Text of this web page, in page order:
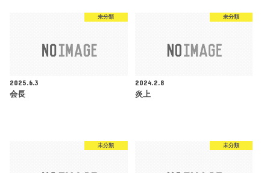
未分類
2025.6.3
会長
未分類
2024.2.8
炎上
未分類 未分類